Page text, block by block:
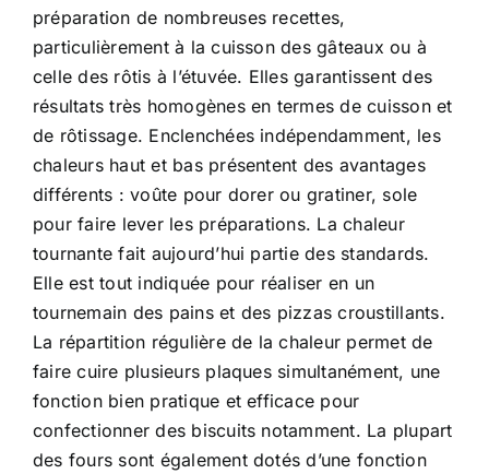
préparation de nombreuses recettes,
particulièrement à la cuisson des gâteaux ou à
celle des rôtis à l’étuvée. Elles garantissent des
résultats très homogènes en termes de cuisson et
de rôtissage. Enclenchées indépendamment, les
chaleurs haut et bas présentent des avantages
différents : voûte pour dorer ou gratiner, sole
pour faire lever les préparations. La chaleur
tournante fait aujourd’hui partie des standards.
Elle est tout indiquée pour réaliser en un
tournemain des pains et des pizzas croustillants.
La répartition régulière de la chaleur permet de
faire cuire plusieurs plaques simultanément, une
fonction bien pratique et efficace pour
confectionner des biscuits notamment. La plupart
des fours sont également dotés d’une fonction